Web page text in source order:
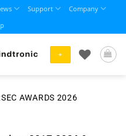
Support
Company
+
AWARDS 2026